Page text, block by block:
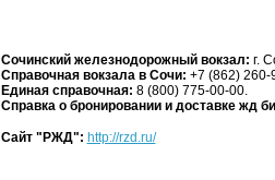
Сочинский железнодорожный вокзал: г.
Справочная вокзала в Сочи: +7 (862) 260-
Единая справочная: 8 (800) 775-00-00.
Справка о бронировании и доставке жд
Сайт "РЖД": http://rzd.ru/